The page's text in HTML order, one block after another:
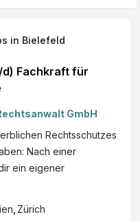
in Bielefeld
Fachkraft für
GmbH
Rechtsschutzes
Nach einer
ein eigener
Zürich